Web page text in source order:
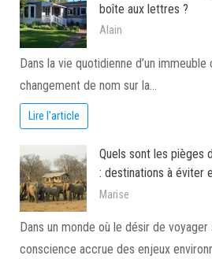
boîte aux lettres ?
Alain
Dans la vie quotidienne d’un
changement de nom sur la…
Lire l'article
Quels sont les pièges
: destinations à éviter
Marise
Dans un monde où le désir de voyager
conscience accrue des enjeux